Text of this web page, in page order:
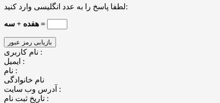
لطفا پاسخ را به عدد انگلیسی وارد کنید:
هفده + سه =
نام کاربری :
ایمیل :
نام :
نام خانوادگی
آدرس وب سایت :
تاریخ ثبت نام :